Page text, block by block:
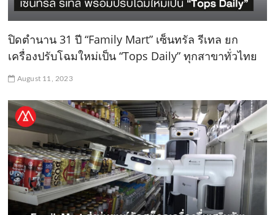
ปิดตำนาน 31 ปี “Family Mart” เซ็นทรัล รีเทล ยก
เครื่องปรับโฉมใหม่เป็น “Tops Daily” ทุกสาขาทั่วไทย
August 11, 2023